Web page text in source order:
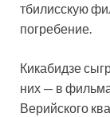
тбилисскую
погребение.
Кикабидзе
них — в
Верийского